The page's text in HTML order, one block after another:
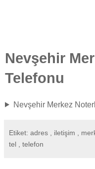
Nevşehir
Telefonu
Nevşehir Merkez
Etiket: adres , iletişim ,
tel , telefon